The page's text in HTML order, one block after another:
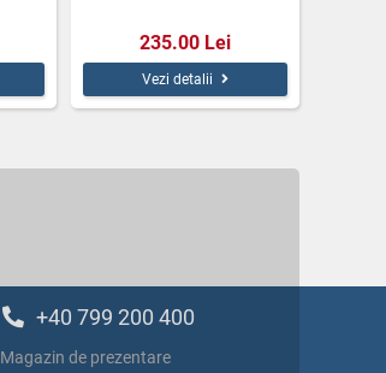
235.00 Lei
Vezi detalii
+40 799 200 400
Magazin de prezentare